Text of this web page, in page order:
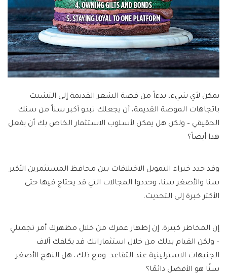
يمكن لأي شيء، بدءاً من قصة الشعر القديمة إلى التشبث
باتجاهات الموضة القديمة، أن يجعلك تبدو أكبر سناً من سنك
الحقيقي – ولكن هل يمكن لأسلوب الاستثمار الخاص بك أن يفعل
هذا أيضاً؟
وقد حدد خبراء التمويل الاختلافات بين محافظ المستثمرين الأكبر
سنا والأصغر سنا، وحددوا المجالات التي قد يحتاج فيها حتى
الأكثر خبرة إلى التحديث.
إن المخاطر كبيرة. إن إظهار عمرك من خلال مظهرك أمر تجميلي
– ولكن القيام بذلك من خلال استثماراتك قد يكلفك آلاف
الجنيهات الاسترلينية عند التقاعد. ومع ذلك، هل النهج الأصغر
سنًا هو الأفضل دائمًا؟